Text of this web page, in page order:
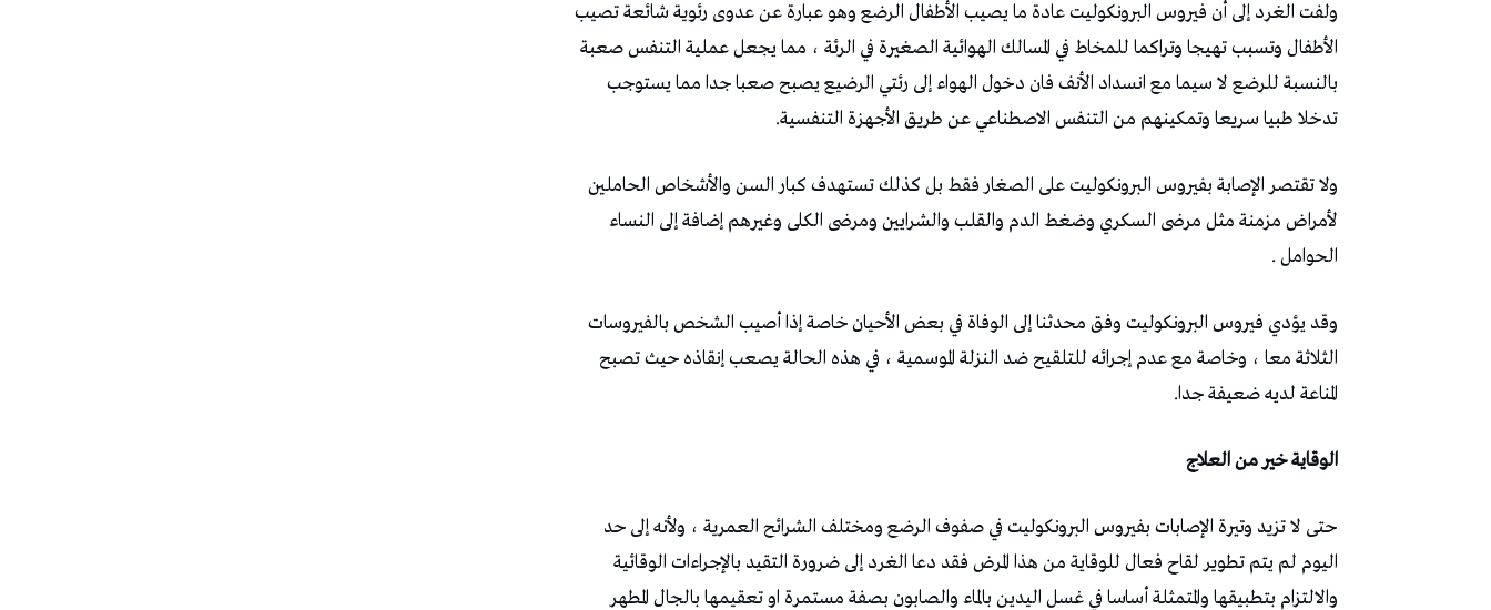
ولفت الغرد إلى أن فيروس البرونكوليت عادة ما يصيب الأطفال الرضع وهو عبارة عن عدوى رئوية شائعة تصيب
الأطفال وتسبب تهيجا وتراكما للمخاط في المسالك الهوائية الصغيرة في الرئة ، مما يجعل عملية التنفس صعبة
بالنسبة للرضع لا سيما مع انسداد الأنف فان دخول الهواء إلى رئتي الرضيع يصبح صعبا جدا مما يستوجب
تدخلا طبيا سريعا وتمكينهم من التنفس الاصطناعي عن طريق الأجهزة التنفسية.
ولا تقتصر الإصابة بفيروس البرونكوليت على الصغار فقط بل كذلك تستهدف كبار السن والأشخاص الحاملين
لأمراض مزمنة مثل مرضى السكري وضغط الدم والقلب والشرايين ومرضى الكلى وغيرهم إضافة إلى النساء
الحوامل .
وقد يؤدي فيروس البرونكوليت وفق محدثنا إلى الوفاة في بعض الأحيان خاصة إذا أصيب الشخص بالفيروسات
الثلاثة معا ، وخاصة مع عدم إجرائه للتلقيح ضد النزلة الموسمية ، في هذه الحالة يصعب إنقاذه حيث تصبح
المناعة لديه ضعيفة جدا.
الوقاية خير من العلاج
حتى لا تزيد وتيرة الإصابات بفيروس البرونكوليت في صفوف الرضع ومختلف الشرائح العمرية ، ولأنه إلى حد
اليوم لم يتم تطوير لقاح فعال للوقاية من هذا المرض فقد دعا الغرد إلى ضرورة التقيد بالإجراءات الوقائية
والالتزام بتطبيقها والمتمثلة أساسا في غسل اليدين بالماء والصابون بصفة مستمرة او تعقيمها بالجال المطهر